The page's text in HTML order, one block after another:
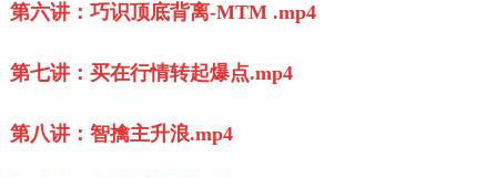
第六讲：巧识顶底背离-MTM .mp4
第七讲：买在行情转起爆点.mp4
第八讲：智擒主升浪.mp4